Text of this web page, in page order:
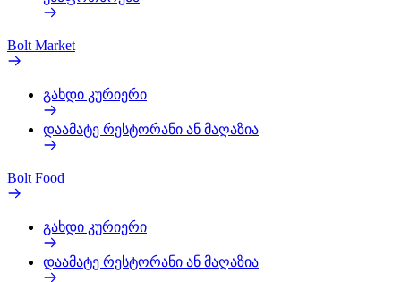
Bolt Market
გახდი კურიერი
დაამატე რესტორანი ან მაღაზია
Bolt Food
გახდი კურიერი
დაამატე რესტორანი ან მაღაზია